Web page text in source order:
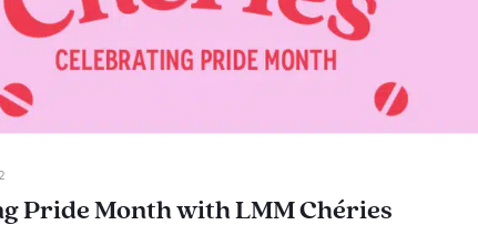
Pride Month with LMM Chéries